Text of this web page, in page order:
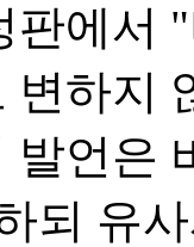
판에서
변하지
언은
되 유